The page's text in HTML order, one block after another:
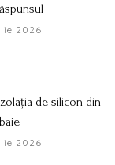
2026
de silicon din
baie
2026